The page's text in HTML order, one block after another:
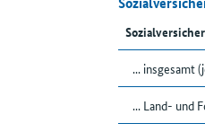
... insgesamt
... Land- und